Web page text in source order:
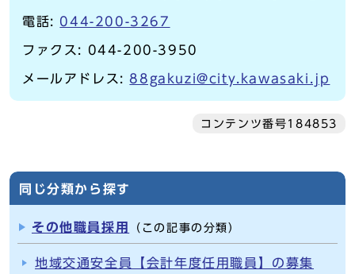
電話: 044-200-3267
ファクス: 044-200-3950
メールアドレス:88gakuzi@city.kawasaki.jp
コンテンツ番号184853
同じ分類から探す
その他職員採用 （この記事の分類）
地域交通安全員【会計年度任用職員】の募集